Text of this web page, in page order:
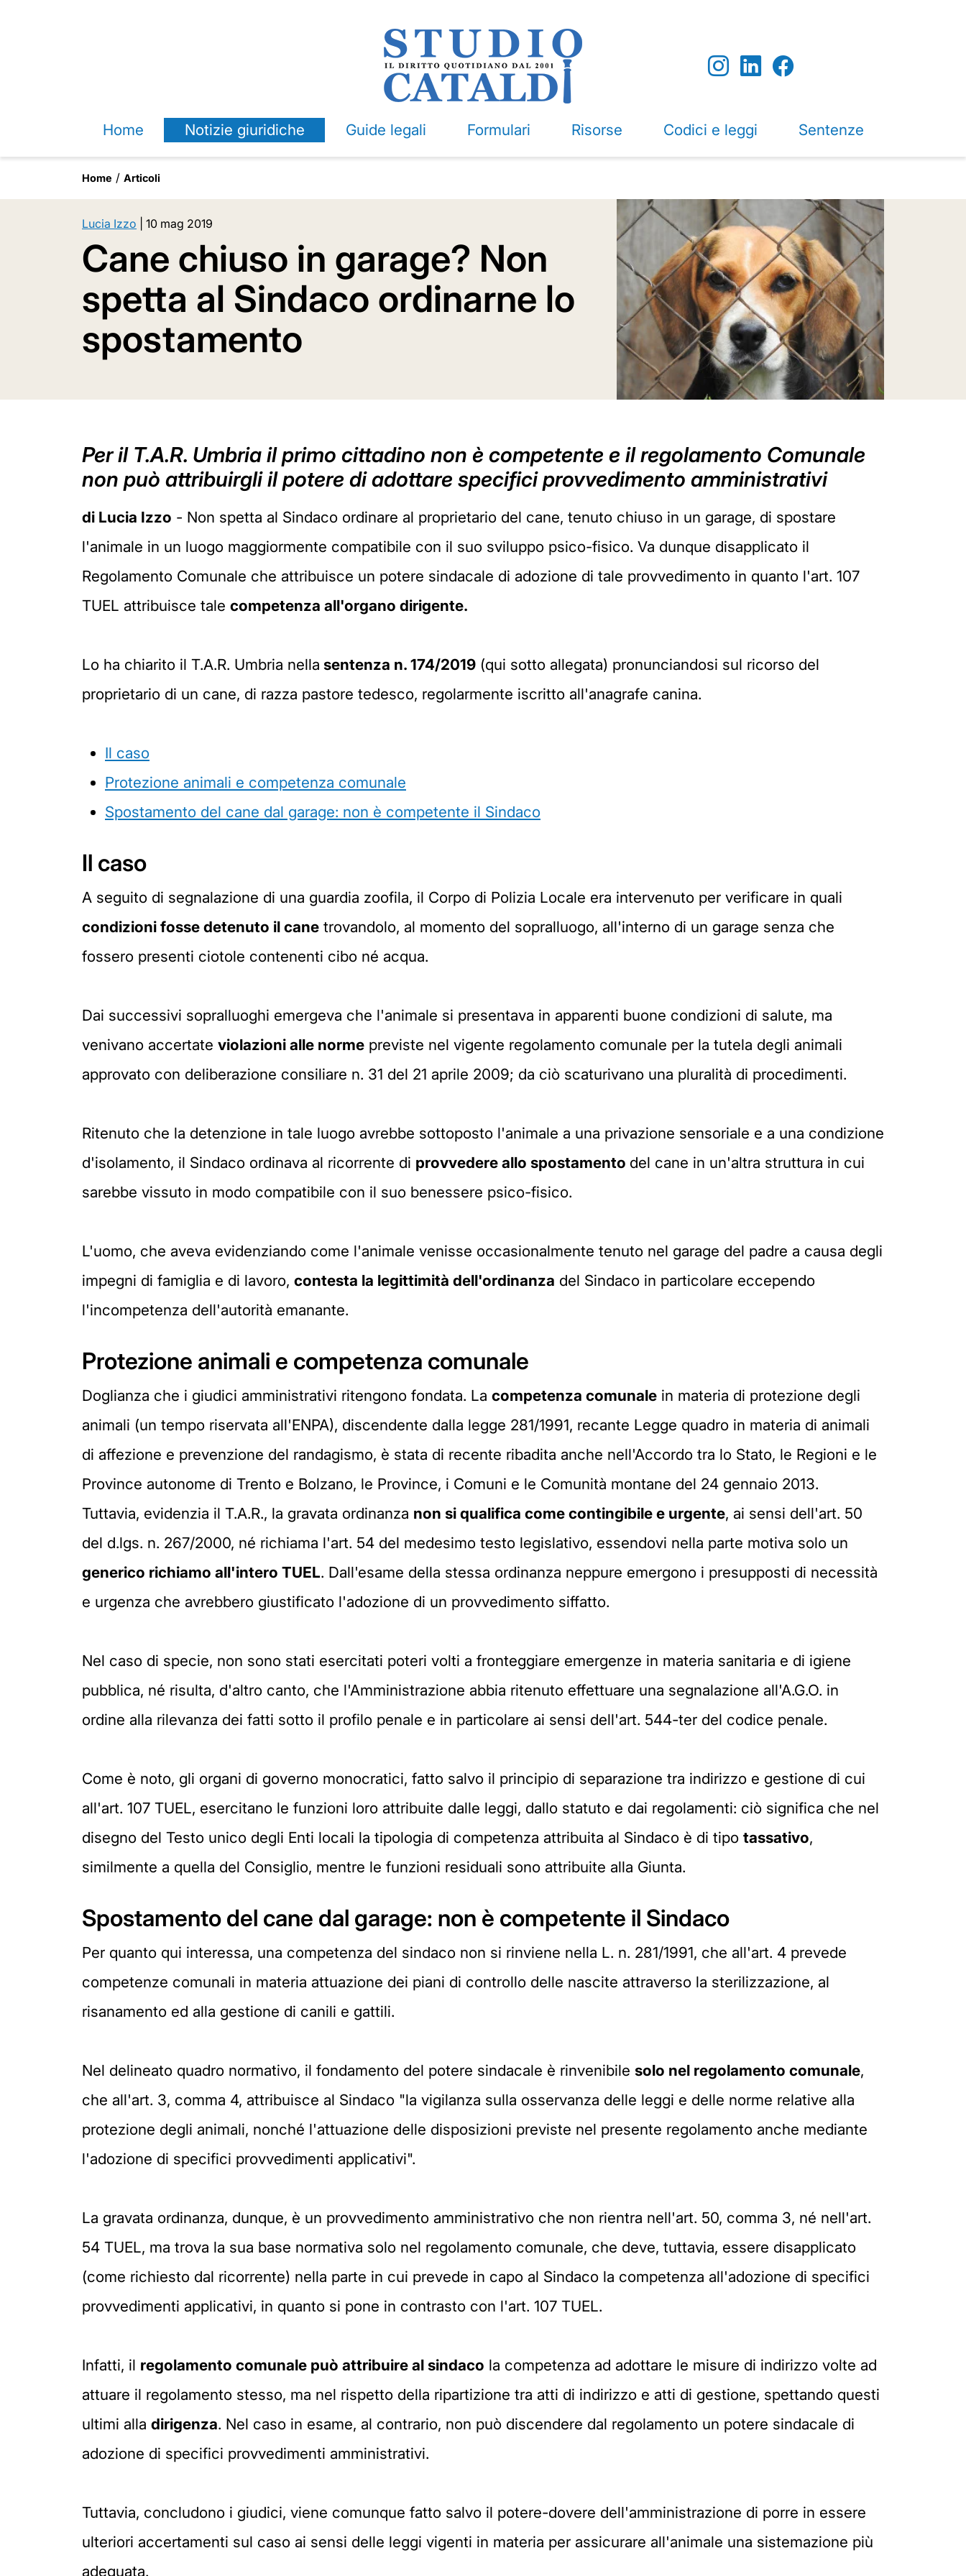
Home Notizie giuridiche Guide legali Formulari Risorse Codici e leggi Sentenze
Home Articoli
Lucia Izzo 10 mag 2019
Cane chiuso in garage? Non
spetta al Sindaco ordinarne lo
spostamento
Per il T.A.R. Umbria il primo cittadino non è competente e il regolamento Comunale
non può attribuirgli il potere di adottare specifici provvedimento amministrativi
di Lucia Izzo - Non spetta al Sindaco ordinare al proprietario del cane, tenuto chiuso in un garage, di spostare
l'animale in un luogo maggiormente compatibile con il suo sviluppo psico-fisico. Va dunque disapplicato il
Regolamento Comunale che attribuisce un potere sindacale di adozione di tale provvedimento in quanto l'art. 107
TUEL attribuisce tale competenza all'organo dirigente.
Lo ha chiarito il T.A.R. Umbria nella sentenza n. 174/2019 (qui sotto allegata) pronunciandosi sul ricorso del
proprietario di un cane, di razza pastore tedesco, regolarmente iscritto all'anagrafe canina.
Il caso
Protezione animali e competenza comunale
Spostamento del cane dal garage: non è competente il Sindaco
Il caso
A seguito di segnalazione di una guardia zoofila, il Corpo di Polizia Locale era intervenuto per verificare in quali
condizioni fosse detenuto il cane trovandolo, al momento del sopralluogo, all'interno di un garage senza che
fossero presenti ciotole contenenti cibo né acqua.
Dai successivi sopralluoghi emergeva che l'animale si presentava in apparenti buone condizioni di salute, ma
venivano accertate violazioni alle norme previste nel vigente regolamento comunale per la tutela degli animali
approvato con deliberazione consiliare n. 31 del 21 aprile 2009; da ciò scaturivano una pluralità di procedimenti.
Ritenuto che la detenzione in tale luogo avrebbe sottoposto l'animale a una privazione sensoriale e a una condizione
d'isolamento, il Sindaco ordinava al ricorrente di provvedere allo spostamento del cane in un'altra struttura in cui
sarebbe vissuto in modo compatibile con il suo benessere psico-fisico.
L'uomo, che aveva evidenziando come l'animale venisse occasionalmente tenuto nel garage del padre a causa degli
impegni di famiglia e di lavoro, contesta la legittimità dell'ordinanza del Sindaco in particolare eccependo
l'incompetenza dell'autorità emanante.
Protezione animali e competenza comunale
Doglianza che i giudici amministrativi ritengono fondata. La competenza comunale in materia di protezione degli
animali (un tempo riservata all'ENPA), discendente dalla legge 281/1991, recante Legge quadro in materia di animali
di affezione e prevenzione del randagismo, è stata di recente ribadita anche nell'Accordo tra lo Stato, le Regioni e le
Province autonome di Trento e Bolzano, le Province, i Comuni e le Comunità montane del 24 gennaio 2013.
Tuttavia, evidenzia il T.A.R., la gravata ordinanza non si qualifica come contingibile e urgente, ai sensi dell'art. 50
del d.lgs. n. 267/2000, né richiama l'art. 54 del medesimo testo legislativo, essendovi nella parte motiva solo un
generico richiamo all'intero TUEL. Dall'esame della stessa ordinanza neppure emergono i presupposti di necessità
e urgenza che avrebbero giustificato l'adozione di un provvedimento siffatto.
Nel caso di specie, non sono stati esercitati poteri volti a fronteggiare emergenze in materia sanitaria e di igiene
pubblica, né risulta, d'altro canto, che l'Amministrazione abbia ritenuto effettuare una segnalazione all'A.G.O. in
ordine alla rilevanza dei fatti sotto il profilo penale e in particolare ai sensi dell'art. 544-ter del codice penale.
Come è noto, gli organi di governo monocratici, fatto salvo il principio di separazione tra indirizzo e gestione di cui
all'art. 107 TUEL, esercitano le funzioni loro attribuite dalle leggi, dallo statuto e dai regolamenti: ciò significa che nel
disegno del Testo unico degli Enti locali la tipologia di competenza attribuita al Sindaco è di tipo tassativo,
similmente a quella del Consiglio, mentre le funzioni residuali sono attribuite alla Giunta.
Spostamento del cane dal garage: non è competente il Sindaco
Per quanto qui interessa, una competenza del sindaco non si rinviene nella L. n. 281/1991, che all'art. 4 prevede
competenze comunali in materia attuazione dei piani di controllo delle nascite attraverso la sterilizzazione, al
risanamento ed alla gestione di canili e gattili.
Nel delineato quadro normativo, il fondamento del potere sindacale è rinvenibile solo nel regolamento comunale,
che all'art. 3, comma 4, attribuisce al Sindaco "la vigilanza sulla osservanza delle leggi e delle norme relative alla
protezione degli animali, nonché l'attuazione delle disposizioni previste nel presente regolamento anche mediante
l'adozione di specifici provvedimenti applicativi".
La gravata ordinanza, dunque, è un provvedimento amministrativo che non rientra nell'art. 50, comma 3, né nell'art.
54 TUEL, ma trova la sua base normativa solo nel regolamento comunale, che deve, tuttavia, essere disapplicato
(come richiesto dal ricorrente) nella parte in cui prevede in capo al Sindaco la competenza all'adozione di specifici
provvedimenti applicativi, in quanto si pone in contrasto con l'art. 107 TUEL.
Infatti, il regolamento comunale può attribuire al sindaco la competenza ad adottare le misure di indirizzo volte ad
attuare il regolamento stesso, ma nel rispetto della ripartizione tra atti di indirizzo e atti di gestione, spettando questi
ultimi alla dirigenza. Nel caso in esame, al contrario, non può discendere dal regolamento un potere sindacale di
adozione di specifici provvedimenti amministrativi.
Tuttavia, concludono i giudici, viene comunque fatto salvo il potere-dovere dell'amministrazione di porre in essere
ulteriori accertamenti sul caso ai sensi delle leggi vigenti in materia per assicurare all'animale una sistemazione più
adeguata.